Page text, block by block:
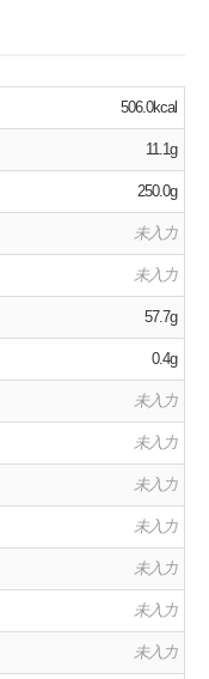
506.0kcal
11.1g
250.0g
未入力
未入力
57.7g
0.4g
未入力
未入力
未入力
未入力
未入力
未入力
未入力